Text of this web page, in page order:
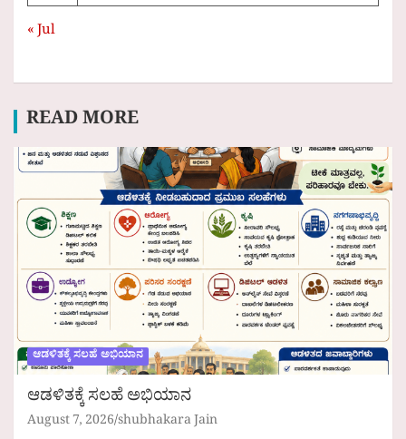
« Jul
READ MORE
ಆಡಳಿತಕ್ಕೆ ಸಲಹೆ ಅಭಿಯಾನ
ಆಡಳಿತಕ್ಕೆ ಸಲಹೆ ಅಭಿಯಾನ
August 7, 2026 shubhakara Jain